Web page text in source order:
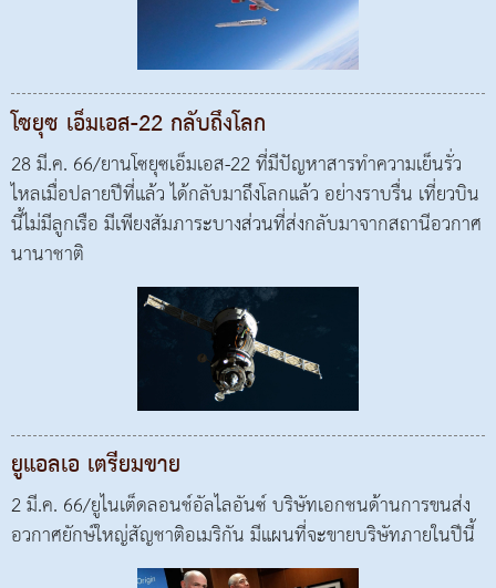
โซยุซ เอ็มเอส-22 กลับถึงโลก
28 มี.ค. 66/ยานโซยุซเอ็มเอส-22 ที่มีปัญหาสารทำความเย็นรั่ว
ไหลเมื่อปลายปีที่แล้ว ได้กลับมาถึงโลกแล้ว อย่างราบรื่น เที่ยวบิน
นี้ไม่มีลูกเรือ มีเพียงสัมภาระบางส่วนที่ส่งกลับมาจากสถานีอวกาศ
นานาชาติ
ยูแอลเอ เตรียมขาย
2 มี.ค. 66/ยูไนเต็ดลอนช์อัลไลอันซ์ บริษัทเอกชนด้านการขนส่ง
อวกาศยักษ์ใหญ่สัญชาติอเมริกัน มีแผนที่จะขายบริษัทภายในปีนี้